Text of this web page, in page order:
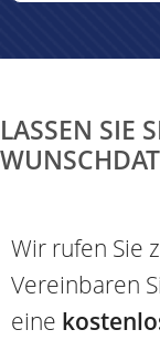
LASSEN SIE
Wir rufen Sie
Vereinbaren
eine